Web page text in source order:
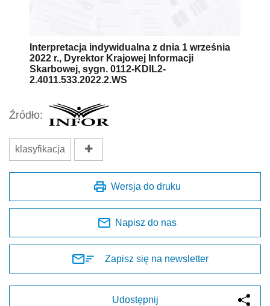
Interpretacja indywidualna z dnia 1 września
2022 r., Dyrektor Krajowej Informacji
Skarbowej, sygn. 0112-KDIL2-
2.4011.533.2022.2.WS
Źródło:
klasyfikacja
Wersja do druku
Napisz do nas
Zapisz się na newsletter
Udostępnij